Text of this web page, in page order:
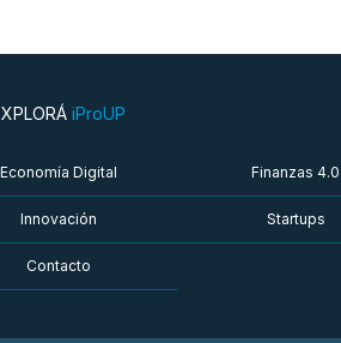
iProUP
Economía Digital Finanzas 4.0
Innovación Startups
Contacto